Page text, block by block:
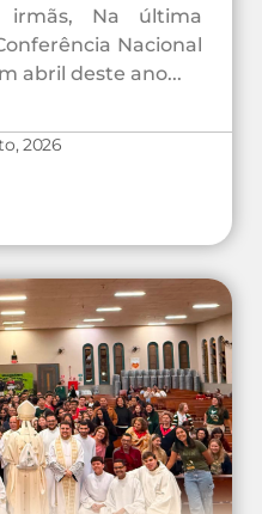
irmãs, Na última
Nacional
abril deste ano...
2026